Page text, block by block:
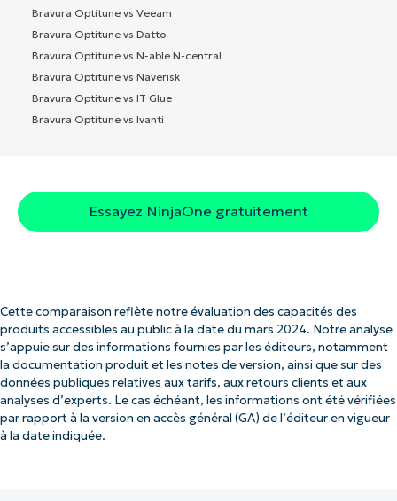
Bravura Optitune vs Veeam
Bravura Optitune vs Datto
Bravura Optitune vs N-able N-central
Bravura Optitune vs Naverisk
Bravura Optitune vs IT Glue
Bravura Optitune vs Ivanti
Essayez NinjaOne gratuitement
Cette comparaison reflète notre évaluation des capacités des
produits accessibles au public à la date du mars 2024. Notre analyse
s’appuie sur des informations fournies par les éditeurs, notamment
la documentation produit et les notes de version, ainsi que sur des
données publiques relatives aux tarifs, aux retours clients et aux
analyses d’experts. Le cas échéant, les informations ont été vérifiées
par rapport à la version en accès général (GA) de l’éditeur en vigueur
à la date indiquée.